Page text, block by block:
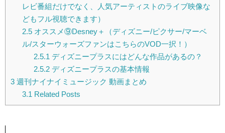
レビ番組だけでなく、人気アーティストのライブ映像な
どもフル視聴できます）
2.5オススメ⑨Desney＋（ディズニー/ピクサー/マーベ
ル/スターウォーズファンはこちらのVOD一択！）
2.5.1 ディズニープラスにはどんな作品があるの？
2.5.2ディズニープラスの基本情報
3 週刊ナイナイミュージック 動画まとめ
3.1 Related Posts